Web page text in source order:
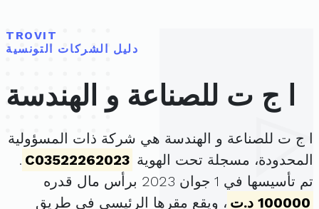
TROVIT
دليل الشركات التونسية
ا ج ت للصناعة و الهندسة
ا ج ت للصناعة و الهندسة هي شركة ذات المسؤولية
المحدودة، مسجلة تحت الهوية C03522262023
.
تم تأسيسها في 1 جوان 2023 برأس مال قدره
100000 د.ت
، ويقع مقرها الرئيسي في طريق